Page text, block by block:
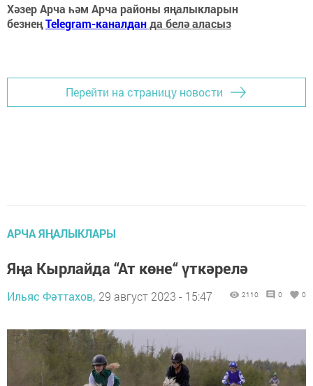
Хәзер Арча һәм Арча районы яңалыкларын
безнеңTelegram-каналданда белә аласыз
Перейти на страницу новости
АРЧА ЯҢАЛЫКЛАРЫ
Яңа Кырлайда “Ат көне“ үткәрелә
Ильяс Фәттахов, 29 август 2023 - 15:47 2110 0 0